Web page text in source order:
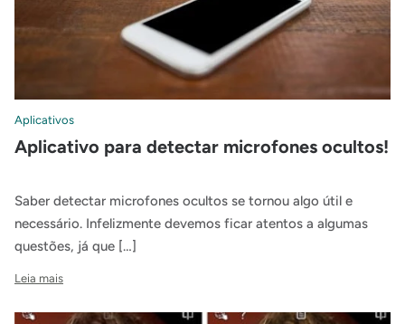
Aplicativos
Aplicativo para detectar microfones ocultos!
Saber detectar microfones ocultos se tornou algo útil e
necessário. Infelizmente devemos ficar atentos a algumas
questões, já que […]
Leia mais